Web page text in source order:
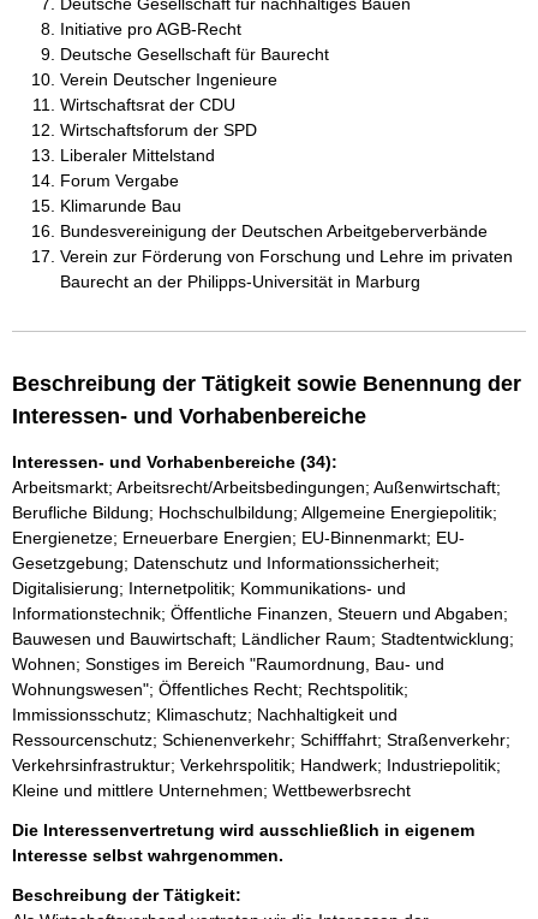
Initiative pro AGB-Recht
Deutsche Gesellschaft für Baurecht
Verein Deutscher Ingenieure
Wirtschaftsrat der CDU
Wirtschaftsforum der SPD
Liberaler Mittelstand
Forum Vergabe
Klimarunde Bau
Bundesvereinigung der Deutschen Arbeitgeberverbände
Verein zur Förderung von Forschung und Lehre im privaten
Baurecht an der Philipps-Universität in Marburg
Beschreibung der Tätigkeit sowie Benennung der
Interessen- und Vorhabenbereiche
Interessen- und Vorhabenbereiche (34):
Arbeitsmarkt; Arbeitsrecht/Arbeitsbedingungen; Außenwirtschaft;
Berufliche Bildung; Hochschulbildung; Allgemeine Energiepolitik;
Energienetze; Erneuerbare Energien; EU-Binnenmarkt; EU-
Gesetzgebung; Datenschutz und Informationssicherheit;
Digitalisierung; Internetpolitik; Kommunikations- und
Informationstechnik; Öffentliche Finanzen, Steuern und Abgaben;
Bauwesen und Bauwirtschaft; Ländlicher Raum; Stadtentwicklung;
Wohnen; Sonstiges im Bereich "Raumordnung, Bau- und
Wohnungswesen"; Öffentliches Recht; Rechtspolitik;
Immissionsschutz; Klimaschutz; Nachhaltigkeit und
Ressourcenschutz; Schienenverkehr; Schifffahrt; Straßenverkehr;
Verkehrsinfrastruktur; Verkehrspolitik; Handwerk; Industriepolitik;
Kleine und mittlere Unternehmen; Wettbewerbsrecht
Die Interessenvertretung wird ausschließlich in eigenem
Interesse selbst wahrgenommen.
Beschreibung der Tätigkeit: